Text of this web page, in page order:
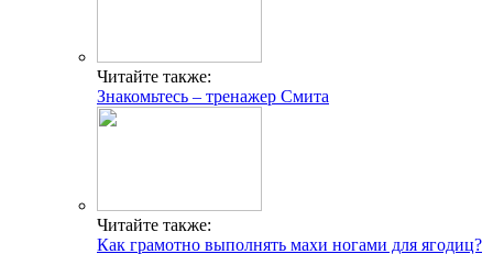
Читайте также:
Знакомьтесь – тренажер Смита
Читайте также:
Как грамотно выполнять махи ногами для ягодиц?